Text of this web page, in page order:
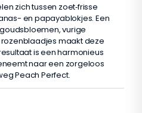
zich tussen zoet‑frisse
en papayablokjes. Een
vurige
maakt deze
is een harmonieus
naar een zorgeloos
Peach Perfect.